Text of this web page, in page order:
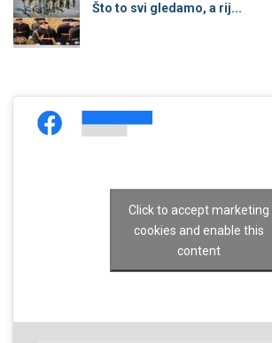
Što to svi gledamo, a rij...
Click to accept marketing
cookies and enable this
content